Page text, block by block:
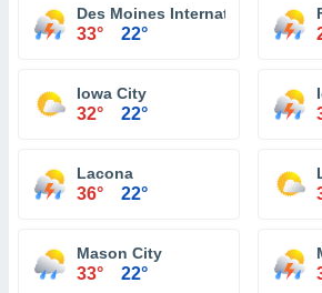
Des Moines International Airport
33° 22°
Iowa City
32° 22°
Lacona
36° 22°
Mason City
33° 22°